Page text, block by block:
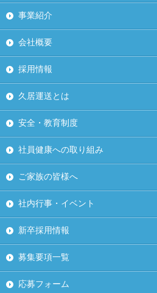
事業紹介
会社概要
採用情報
久居運送とは
安全・教育制度
社員健康への取り組み
ご家族の皆様へ
社内行事・イベント
新卒採用情報
募集要項一覧
応募フォーム